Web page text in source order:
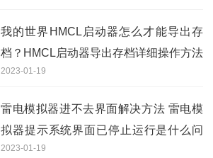
我的世界HMCL启动器怎么才能导出存
档？HMCL启动器导出存档详细操作方法
2023-01-19
雷电模拟器进不去界面解决方法 雷电模
拟器提示系统界面已停止运行是什么问
题？
2023-01-19